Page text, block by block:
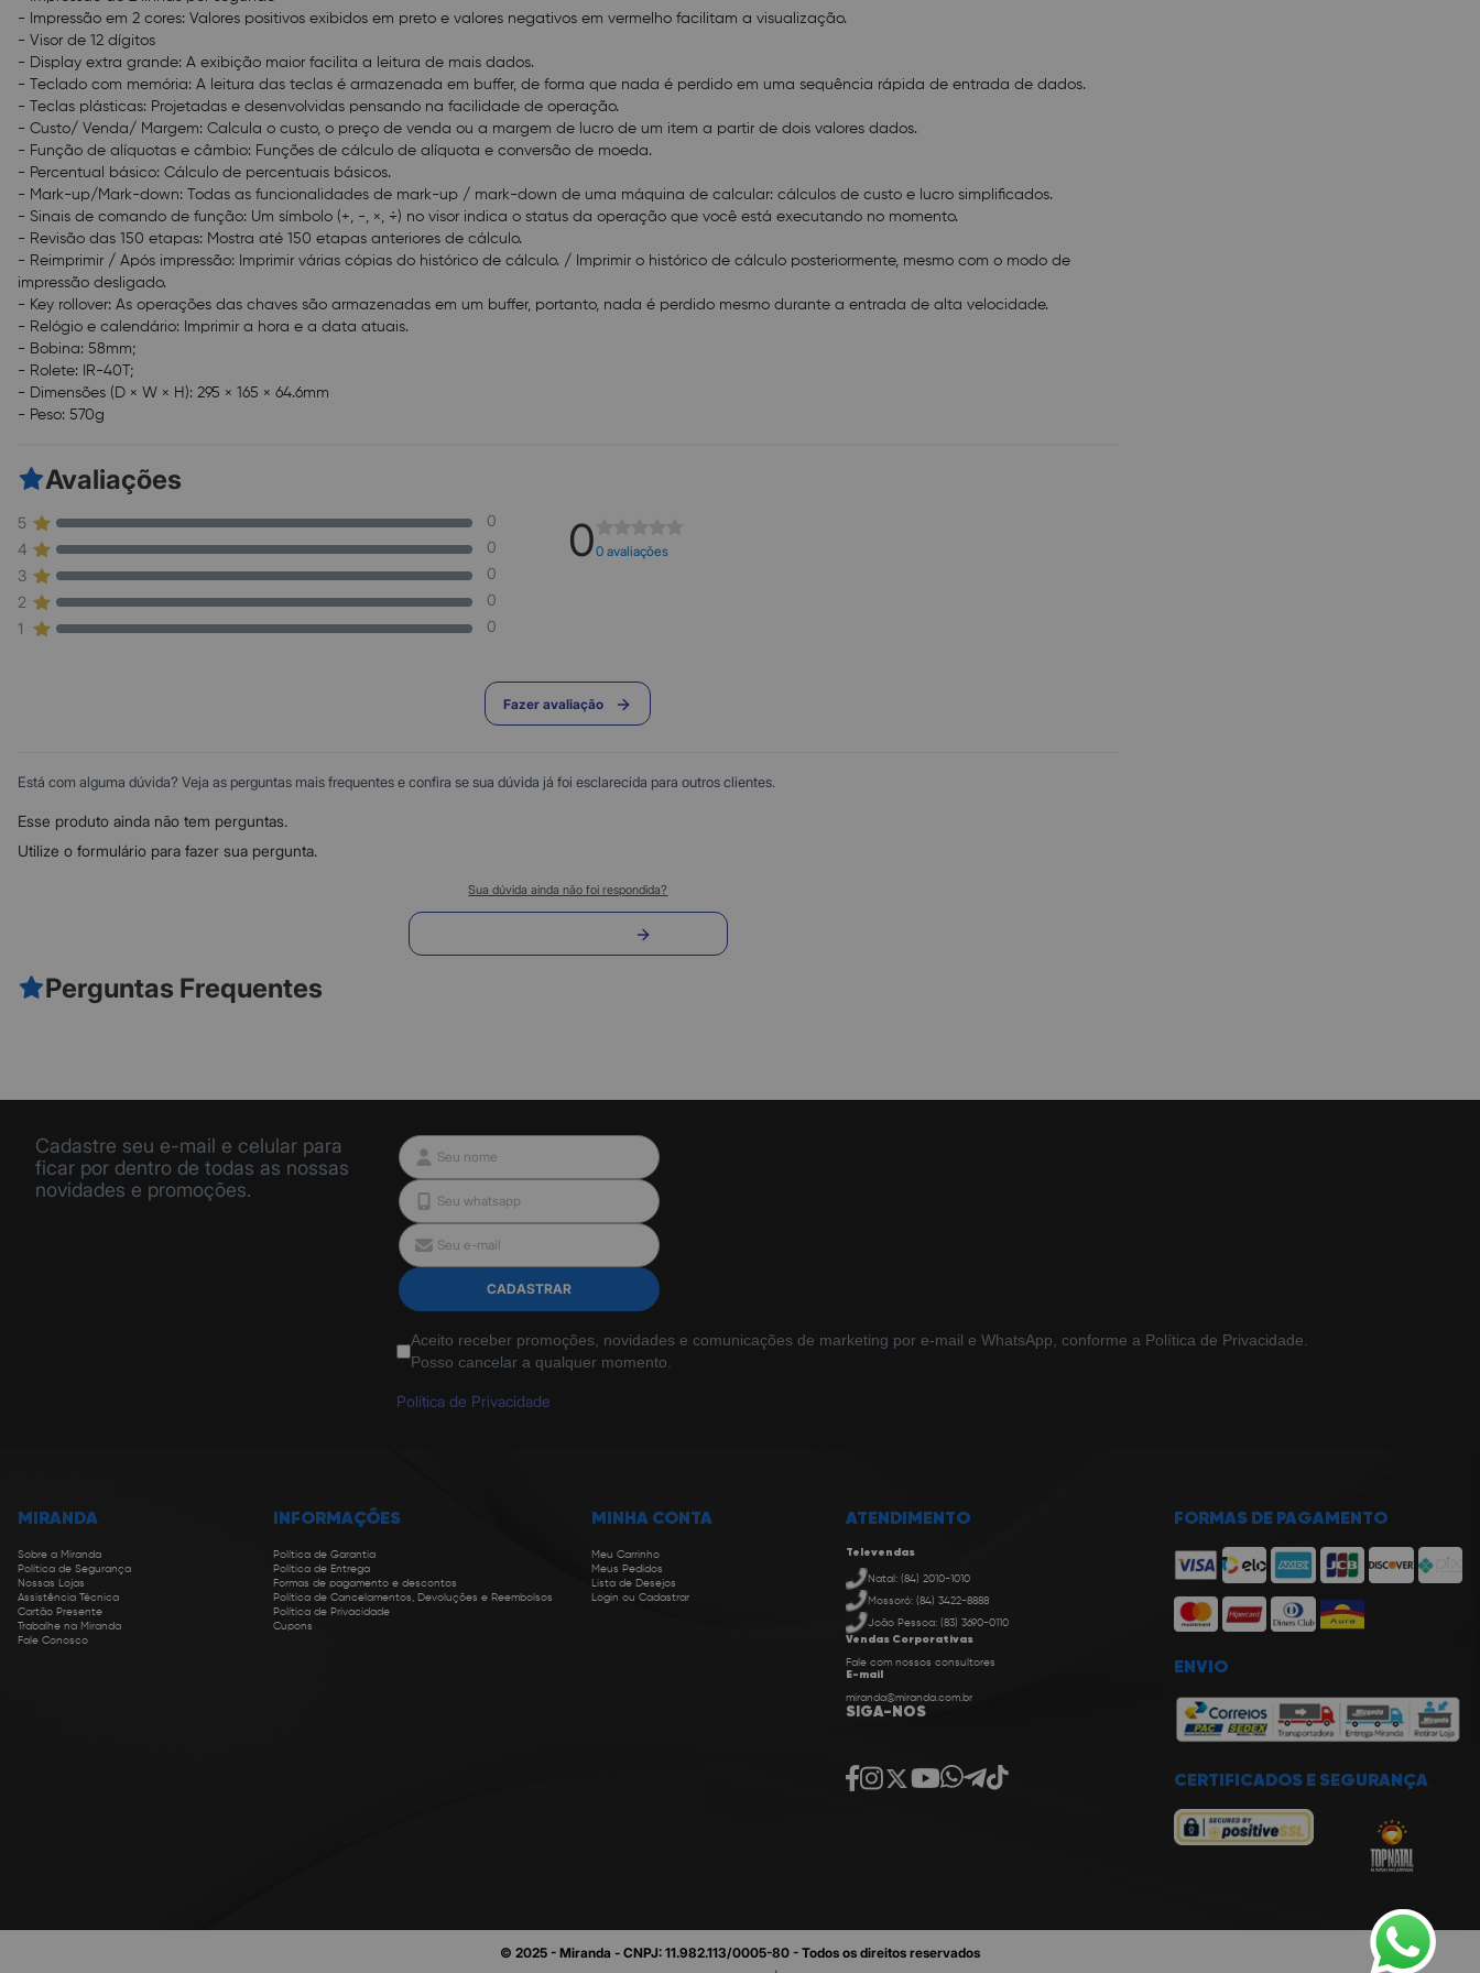
- Peso: 570g
- Impressão em 2 cores: Valores positivos exibidos em preto e valores negativos em vermelho facilitam a visualização.
- Visor de 12 dígitos
- Display extra grande: A exibição maior facilita a leitura de mais dados.
- Teclado com memória: A leitura das teclas é armazenada em buffer, de forma que nada é perdido em uma sequência rápida de entrada de dados.
- Teclas plásticas: Projetadas e desenvolvidas pensando na facilidade de operação.
- Custo/ Venda/ Margem: Calcula o custo, o preço de venda ou a margem de lucro de um item a partir de dois valores dados.
- Função de alíquotas e câmbio: Funções de cálculo de alíquota e conversão de moeda.
- Percentual básico: Cálculo de percentuais básicos.
- Mark-up/Mark-down: Todas as funcionalidades de mark-up / mark-down de uma máquina de calcular: cálculos de custo e lucro simplificados.
- Sinais de comando de função: Um símbolo (+, -, ×, ÷) no visor indica o status da operação que você está executando no momento.
- Revisão das 150 etapas: Mostra até 150 etapas anteriores de cálculo.
- Reimprimir / Após impressão: Imprimir várias cópias do histórico de cálculo. / Imprimir o histórico de cálculo posteriormente, mesmo com o modo de
impressão desligado.
- Key rollover: As operações das chaves são armazenadas em um buffer, portanto, nada é perdido mesmo durante a entrada de alta velocidade.
- Relógio e calendário: Imprimir a hora e a data atuais.
- Bobina: 58mm;
- Rolete: IR-40T;
- Dimensões (D × W × H): 295 × 165 × 64.6mm
- Peso: 570g
Avaliações
5
0
4
0
3
0
2
0
1
0
00 avaliações
Fazer avaliação
Está com alguma dúvida? Veja as perguntas mais frequentes e confira se sua dúvida já foi esclarecida para outros clientes.
Esse produto ainda não tem perguntas.
Utilize o formulário para fazer sua pergunta.
Sua dúvida ainda não foi respondida?
Perguntas Frequentes
Cadastre seu e-mail e celular para
ficar por dentro de todas as nossas
novidades e promoções.
CADASTRAR
Aceito receber promoções, novidades e comunicações de marketing por e-mail e WhatsApp, conforme a Política de Privacidade.
Posso cancelar a qualquer momento.
Política de Privacidade
MIRANDA
Sobre a Miranda
Política de Segurança
Nossas Lojas
Assistência Técnica
Cartão Presente
Trabalhe na Miranda
Fale Conosco
INFORMAÇÕES
Política de Garantia
Política de Entrega
Formas de pagamento e descontos
Política de Cancelamentos, Devoluções e Reembolsos
Política de Privacidade
Cupons
MINHA CONTA
Meu Carrinho
Meus Pedidos
Lista de Desejos
Login ou Cadastrar
ATENDIMENTO
Televendas
Natal: (84) 2010-1010
Mossoró: (84) 3422-8888
João Pessoa: (83) 3690-0110
Vendas Corporativas
Fale com nossos consultores
E-mail
miranda@miranda.com.br
SIGA-NOS
FORMAS DE PAGAMENTO
ENVIO
CERTIFICADOS E SEGURANÇA
© 2025 - Miranda - CNPJ: 11.982.113/0005-80 - Todos os direitos reservados